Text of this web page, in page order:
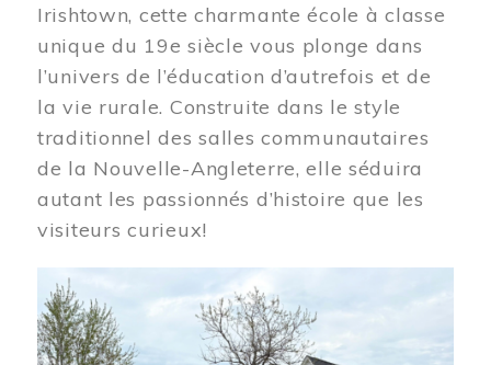
Irishtown, cette charmante école à classe
unique du 19e siècle vous plonge dans
l’univers de l’éducation d’autrefois et de
la vie rurale. Construite dans le style
traditionnel des salles communautaires
de la Nouvelle-Angleterre, elle séduira
autant les passionnés d’histoire que les
visiteurs curieux!
Image